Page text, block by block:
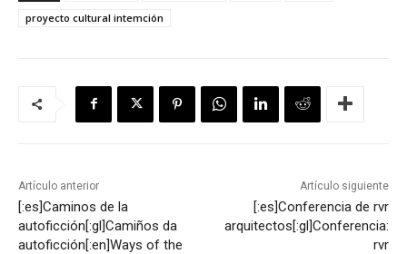
proyecto cultural intemción
Artículo anterior
[:es]Caminos de la
autoficción[:gl]Camiños da
autoficción[:en]Ways of the
Artículo siguiente
[:es]Conferencia de rvr
arquitectos[:gl]Conferencia:
rvr